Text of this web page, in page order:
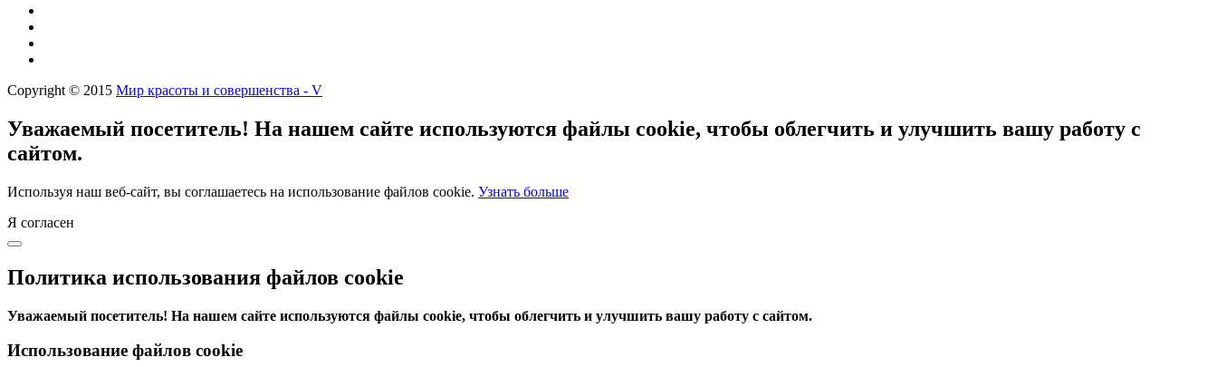
Copyright © 2015 Мир красоты и совершенства - V
Уважаемый посетитель! На нашем сайте используются файлы cookie, чтобы облегчить и улучшить вашу работу с
сайтом.
Используя наш веб-сайт, вы соглашаетесь на использование файлов cookie. Узнать больше
Я согласен
Политика использования файлов cookie
Уважаемый посетитель! На нашем сайте используются файлы cookie, чтобы облегчить и улучшить вашу работу с сайтом.
Использование файлов cookie